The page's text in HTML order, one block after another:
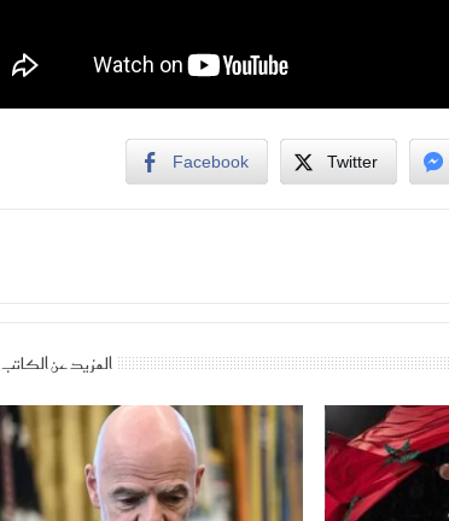
Facebook Twitter
المزيد عن الكاتب